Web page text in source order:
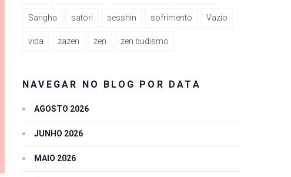
Sangha satori sesshin sofrimento Vazio
vida zazen zen zen budismo
NAVEGAR NO BLOG POR DATA
AGOSTO 2026
JUNHO 2026
MAIO 2026